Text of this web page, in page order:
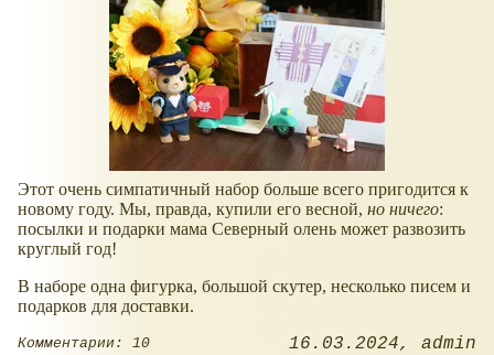
Этот очень симпатичный набор больше всего пригодится к
новому году. Мы, правда, купили его весной, но ничего:
посылки и подарки мама Северный олень может развозить
круглый год!
В наборе одна фигурка, большой скутер, несколько писем и
подарков для доставки.
Комментарии: 10 16.03.2024 admin